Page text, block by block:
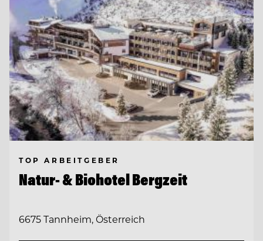
TOP ARBEITGEBER
Natur- & Biohotel Bergzeit
6675 Tannheim, Österreich